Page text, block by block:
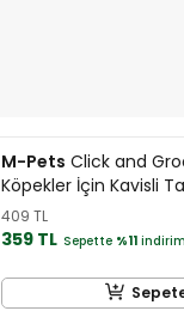
M-Pets Click and
Köpekler İçin Kavisli
409 TL
359 TL Sepette %11